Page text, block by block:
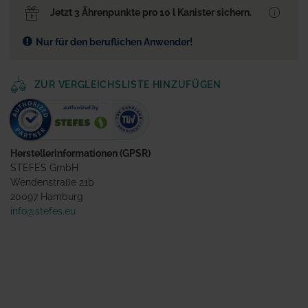
Jetzt 3 Ährenpunkte pro 10 l Kanister sichern.
Nur für den beruflichen Anwender!
ZUR VERGLEICHSLISTE HINZUFÜGEN
Herstellerinformationen (GPSR)
STEFES GmbH
Wendenstraße 21b
20097 Hamburg
info@stefes.eu